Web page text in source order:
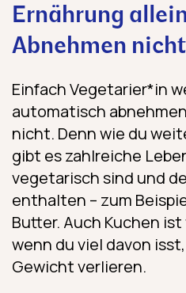
Ernährung
Abnehmen
Einfach Vegetarier*in
automatisch
nicht. Denn wie du
gibt es zahlreiche
vegetarisch sind und
enthalten – zum
Butter. Auch Kuchen
wenn du viel davon
Gewicht verlieren.